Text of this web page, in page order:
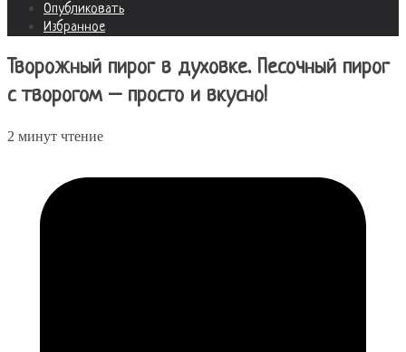
Опубликовать
Избранное
Творожный пирог в духовке. Песочный пирог
с творогом – просто и вкусно!
2 минут чтение